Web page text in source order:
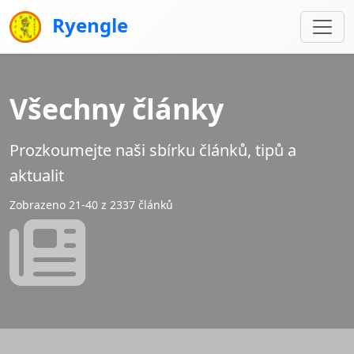
Ryengle
Všechny články
Prozkoumejte naši sbírku článků, tipů a
aktualit
Zobrazeno 21-40 z 2337 článků